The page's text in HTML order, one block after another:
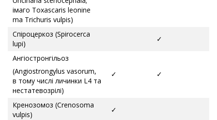
імаго Toxascaris leonine
ma Trichuris vulpis)
Спіроцеркоз (Spirocerca
lupi)
✓
Ангіостронгільоз
(Angiostrongylus vasorum,
в тому числі личинки L4 та
нестатевозрілі)
✓ ✓
Кренозомоз (Crenosoma
vulpis)
✓